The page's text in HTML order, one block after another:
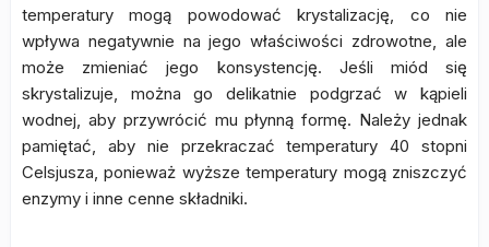
temperatury mogą powodować krystalizację, co nie
wpływa negatywnie na jego właściwości zdrowotne, ale
może zmieniać jego konsystencję. Jeśli miód się
skrystalizuje, można go delikatnie podgrzać w kąpieli
wodnej, aby przywrócić mu płynną formę. Należy jednak
pamiętać, aby nie przekraczać temperatury 40 stopni
Celsjusza, ponieważ wyższe temperatury mogą zniszczyć
enzymy i inne cenne składniki.